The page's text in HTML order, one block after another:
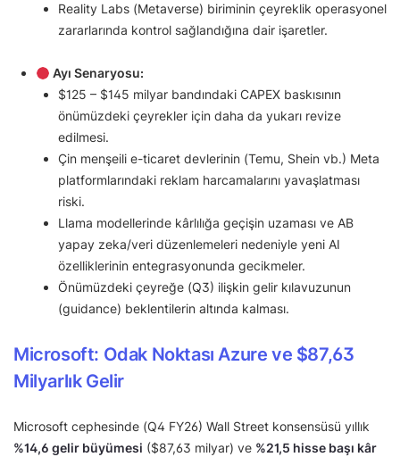
Reality Labs (Metaverse) biriminin çeyreklik operasyonel
zararlarında kontrol sağlandığına dair işaretler.
Ayı Senaryosu:
$125 – $145 milyar bandındaki CAPEX baskısının
önümüzdeki çeyrekler için daha da yukarı revize
edilmesi.
Çin menşeili e-ticaret devlerinin (Temu, Shein vb.) Meta
platformlarındaki reklam harcamalarını yavaşlatması
riski.
Llama modellerinde kârlılığa geçişin uzaması ve AB
yapay zeka/veri düzenlemeleri nedeniyle yeni AI
özelliklerinin entegrasyonunda gecikmeler.
Önümüzdeki çeyreğe (Q3) ilişkin gelir kılavuzunun
(guidance) beklentilerin altında kalması.
Microsoft: Odak Noktası Azure ve $87,63
Milyarlık Gelir
Microsoft cephesinde (Q4 FY26) Wall Street konsensüsü yıllık
%14,6 gelir büyümesi ($87,63 milyar) ve %21,5 hisse başı kâr